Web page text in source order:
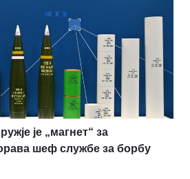
је „магнет“ за
шеф службе за борбу